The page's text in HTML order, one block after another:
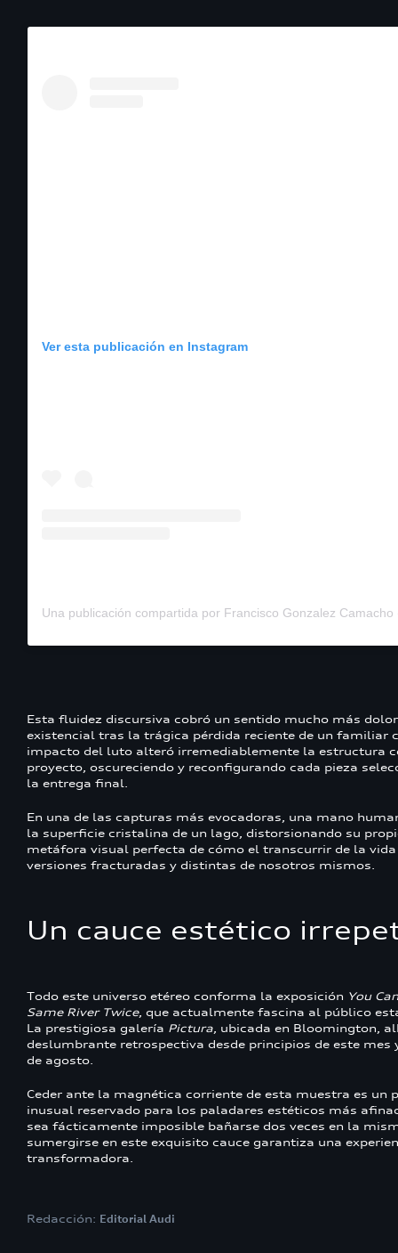
Ver esta publicación en Instagram
Una publicación compartida por Francisco Gonzalez
Esta fluidez discursiva cobró un sentido mucho más
existencial tras la trágica pérdida reciente de un familiar
impacto del luto alteró irremediablemente la estructura
proyecto, oscureciendo y reconfigurando cada pieza
la entrega final.
En una de las capturas más evocadoras, una mano
la superficie cristalina de un lago, distorsionando su
metáfora visual perfecta de cómo el transcurrir de la vida
versiones fracturadas y distintas de nosotros mismos.
Un cauce estético
Todo este universo etéreo conforma la exposición You
Same River Twice, que actualmente fascina al público
La prestigiosa galería Pictura, ubicada en Bloomington,
deslumbrante retrospectiva desde principios de este mes
de agosto.
Ceder ante la magnética corriente de esta muestra es un
inusual reservado para los paladares estéticos más
sea fácticamente imposible bañarse dos veces en la
sumergirse en este exquisito cauce garantiza una
transformadora.
Redacción: Editorial Audi